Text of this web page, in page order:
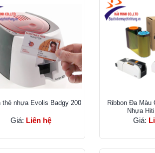
thẻ nhựa Evolis Badgy 200
Giá: Liên hệ
Ribbon Đa Màu
Nhựa
Giá: